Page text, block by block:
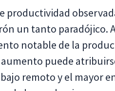
productividad
un tanto paradójico.
notable de la
aumento puede
remoto y el mayor